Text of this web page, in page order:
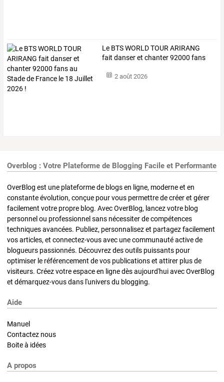
Le BTSWORLDTOURARIRANG
fait danseret chanter92000 fans
2 août 2026
Overblog : Votre Plateforme de Blogging Facile et Performante
OverBlog est une plateforme de blogs en ligne, moderne et en
constante évolution, conçue pour vous permettre de créer et gérer
facilement votre propre blog. Avec OverBlog, lancez votre blog
personnel ou professionnel sans nécessiter de compétences
techniques avancées. Publiez, personnalisez et partagez facilement
vos articles, et connectez-vous avec une communauté active de
blogueurs passionnés. Découvrez des outils puissants pour
optimiser le référencement de vos publications et attirer plus de
visiteurs. Créez votre espace en ligne dès aujourd'hui avec OverBlog
et démarquez-vous dans l'univers du blogging.
Aide
Manuel
Contactez nous
Boite à idées
A propos